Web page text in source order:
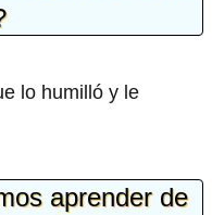
lo humilló y le
aprender de